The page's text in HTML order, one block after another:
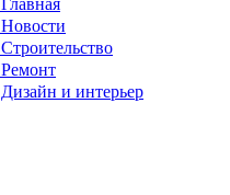
Главная
Новости
Строительство
Ремонт
Дизайн и интерьер